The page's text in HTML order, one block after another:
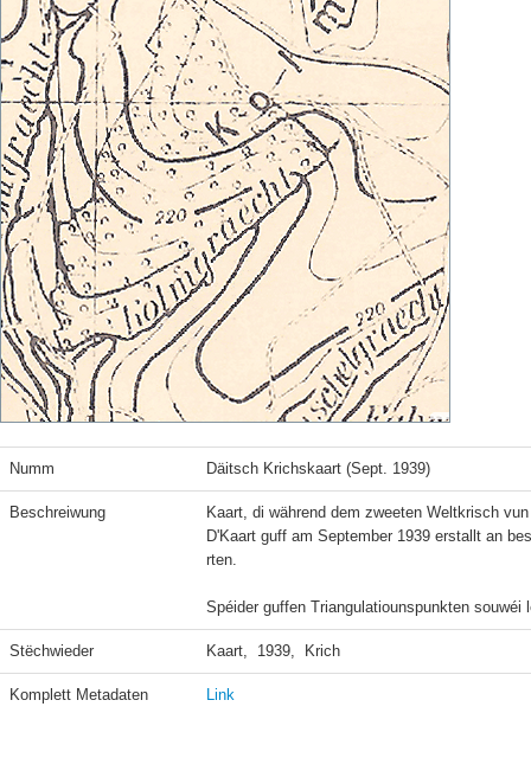
Numm Däitsch Krichskaart (Sept. 1939)
Beschreiwung
Kaart, di während dem zweeten Weltkrisch
D'Kaart guff am September 1939 erstallt an
rten.
Spéider guffen Triangulatiounspunkten
Stëchwieder Kaart,  1939,  Krich
Komplett Metadaten Link